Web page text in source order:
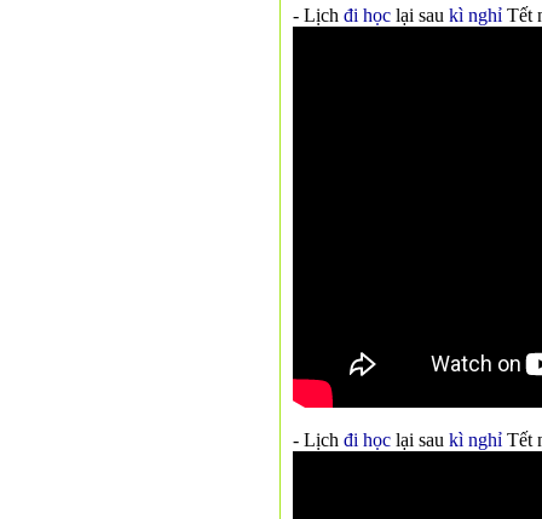
- Lịch đi học lại sau kì nghỉ Tết
- Lịch đi học lại sau kì nghỉ Tết